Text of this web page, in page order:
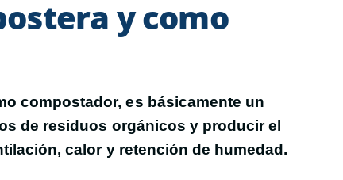
y como
compostador, es básicamente un
de residuos orgánicos y producir el
calor y retención de humedad.